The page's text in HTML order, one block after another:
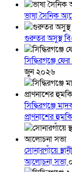
ভাষা সৈনিক
গুরুতর অসুস্থ
সিদ্ধিরগঞ্জে
জুন ২০২৬
সিদ্ধিরগঞ্জে
প্রাণনাশের
সোনারগাঁয়ে
আলোচনা সভা